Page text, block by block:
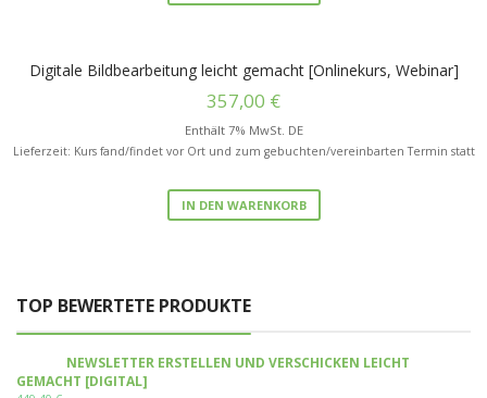
Digitale Bildbearbeitung leicht gemacht [Onlinekurs, Webinar]
357,00 €
Enthält 7% MwSt. DE
Lieferzeit: Kurs fand/findet vor Ort und zum gebuchten/vereinbarten Termin statt
IN DEN WARENKORB
TOP BEWERTETE PRODUKTE
NEWSLETTER ERSTELLEN UND VERSCHICKEN LEICHT
GEMACHT [DIGITAL]